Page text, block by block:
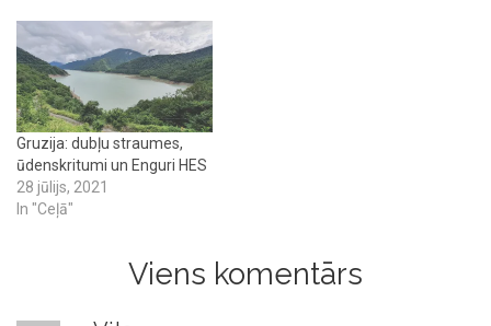
Gruzija: dubļu straumes,
ūdenskritumi un Enguri HES
28 jūlijs, 2021
In "Ceļā"
Viens komentārs